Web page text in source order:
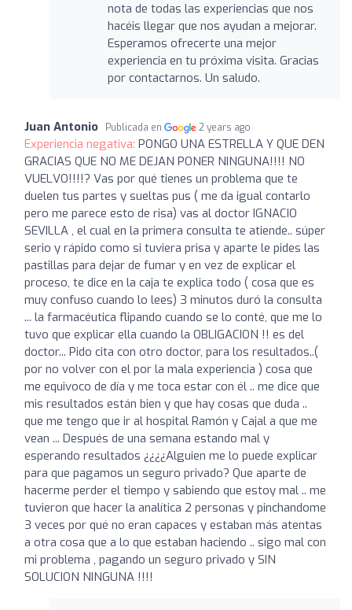
nota de todas las experiencias que nos
hacéis llegar que nos ayudan a mejorar.
Esperamos ofrecerte una mejor
experiencia en tu próxima visita. Gracias
por contactarnos. Un saludo.
Juan Antonio Publicada en 2 years ago
Experiencia negativa: PONGO UNA ESTRELLA Y QUE DEN
GRACIAS QUE NO ME DEJAN PONER NINGUNA!!!! NO
VUELVO!!!!? Vas por qué tienes un problema que te
duelen tus partes y sueltas pus ( me da igual contarlo
pero me parece esto de risa) vas al doctor IGNACIO
SEVILLA , el cual en la primera consulta te atiende.. súper
serio y rápido como si tuviera prisa y aparte le pides las
pastillas para dejar de fumar y en vez de explicar el
proceso, te dice en la caja te explica todo ( cosa que es
muy confuso cuando lo lees) 3 minutos duró la consulta
... la farmacéutica flipando cuando se lo conté, que me lo
tuvo que explicar ella cuando la OBLIGACION !! es del
doctor... Pido cita con otro doctor, para los resultados..(
por no volver con el por la mala experiencia ) cosa que
me equivoco de día y me toca estar con él .. me dice que
mis resultados están bien y que hay cosas que duda ..
que me tengo que ir al hospital Ramón y Cajal a que me
vean ... Después de una semana estando mal y
esperando resultados ¿¿¿¿Alguien me lo puede explicar
para que pagamos un seguro privado? Que aparte de
hacerme perder el tiempo y sabiendo que estoy mal .. me
tuvieron que hacer la analítica 2 personas y pinchandome
3 veces por qué no eran capaces y estaban más atentas
a otra cosa que a lo que estaban haciendo .. sigo mal con
mi problema , pagando un seguro privado y SIN
SOLUCION NINGUNA !!!!